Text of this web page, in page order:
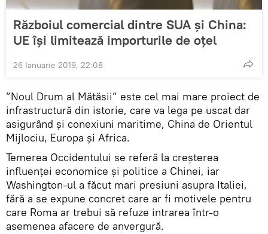
Războiul comercial dintre SUA și China:
UE își limitează importurile de oțel
26 Ianuarie 2019, 22:08
”Noul Drum al Mătăsii” este cel mai mare proiect de
infrastructură din istorie, care va lega pe uscat dar
asigurând și conexiuni maritime, China de Orientul
Mijlociu, Europa şi Africa.
Temerea Occidentului se referă la creșterea
influenţei economice şi politice a Chinei, iar
Washington-ul a făcut mari presiuni asupra Italiei,
fără a se expune concret care ar fi motivele pentru
care Roma ar trebui să refuze intrarea într-o
asemenea afacere de anvergură.